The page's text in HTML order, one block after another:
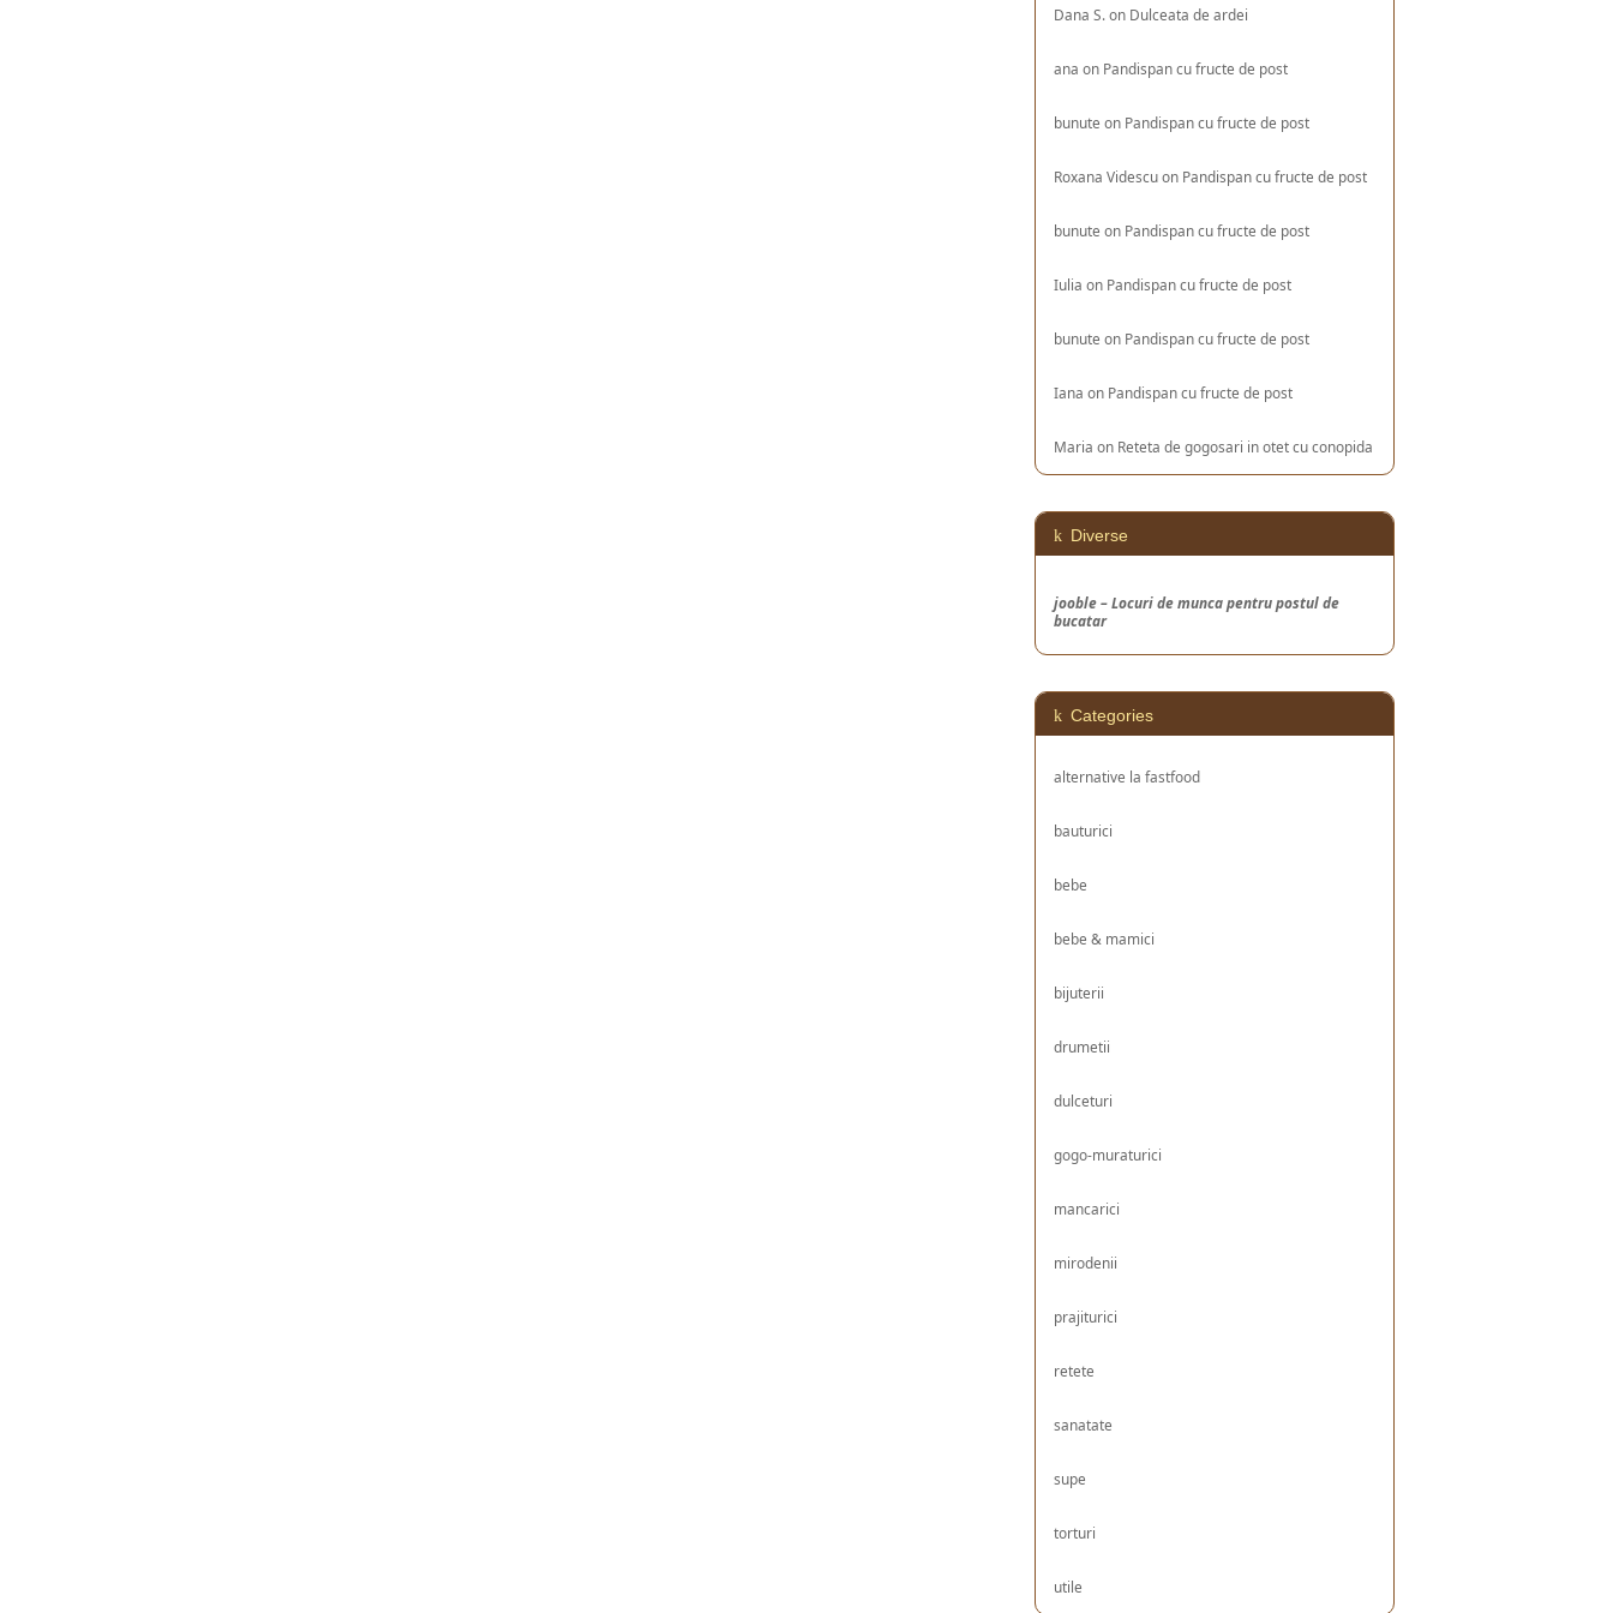
Dana S.on Dulceata de ardei
ana on Pandispan cu fructe de post
bunute on Pandispan cu fructe de post
Roxana Videscuon Pandispan cu fructe de post
bunute on Pandispan cu fructe de post
Iulia on Pandispan cu fructe de post
bunute on Pandispan cu fructe de post
Iana on Pandispan cu fructe de post
Maria on Reteta de gogosari in otet cu conopida
Diverse
jooble – Locuri de munca pentru postul de
bucatar
Categories
alternative la fastfood
bauturici
bebe
bebe & mamici
bijuterii
drumetii
dulceturi
gogo-muraturici
mancarici
mirodenii
prajiturici
retete
sanatate
supe
torturi
utile